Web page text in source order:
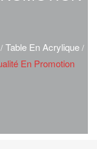
/ Table En Acrylique /
En Promotion